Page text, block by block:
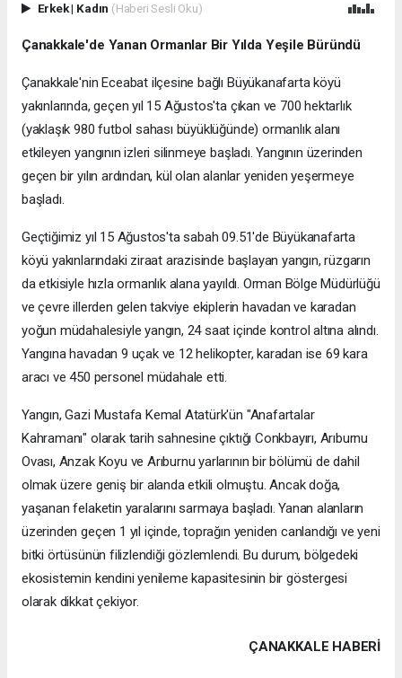
Erkek| Kadın (Haberi Sesli Oku)
Çanakkale'de Yanan Ormanlar Bir Yılda Yeşile Büründü
Çanakkale'nin Eceabat ilçesine bağlı Büyükanafarta köyü
yakınlarında, geçen yıl 15 Ağustos'ta çıkan ve 700 hektarlık
(yaklaşık 980 futbol sahası büyüklüğünde) ormanlık alanı
etkileyen yangının izleri silinmeye başladı. Yangının üzerinden
geçen bir yılın ardından, kül olan alanlar yeniden yeşermeye
başladı.
Geçtiğimiz yıl 15 Ağustos'ta sabah 09.51'de Büyükanafarta
köyü yakınlarındaki ziraat arazisinde başlayan yangın, rüzgarın
da etkisiyle hızla ormanlık alana yayıldı. Orman Bölge Müdürlüğü
ve çevre illerden gelen takviye ekiplerin havadan ve karadan
yoğun müdahalesiyle yangın, 24 saat içinde kontrol altına alındı.
Yangına havadan 9 uçak ve 12 helikopter, karadan ise 69 kara
aracı ve 450 personel müdahale etti.
Yangın, Gazi Mustafa Kemal Atatürk'ün "Anafartalar
Kahramanı" olarak tarih sahnesine çıktığı Conkbayırı, Arıburnu
Ovası, Anzak Koyu ve Arıburnu yarlarının bir bölümü de dahil
olmak üzere geniş bir alanda etkili olmuştu. Ancak doğa,
yaşanan felaketin yaralarını sarmaya başladı. Yanan alanların
üzerinden geçen 1 yıl içinde, toprağın yeniden canlandığı ve yeni
bitki örtüsünün filizlendiği gözlemlendi. Bu durum, bölgedeki
ekosistemin kendini yenileme kapasitesinin bir göstergesi
olarak dikkat çekiyor.
ÇANAKKALE HABERİ